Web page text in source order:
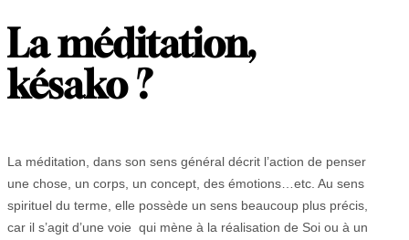
La méditation,
késako ?
La méditation, dans son sens général décrit l’action de penser
une chose, un corps, un concept, des émotions…etc. Au sens
spirituel du terme, elle possède un sens beaucoup plus précis,
car il s’agit d’une voie qui mène à la réalisation de Soi ou à un